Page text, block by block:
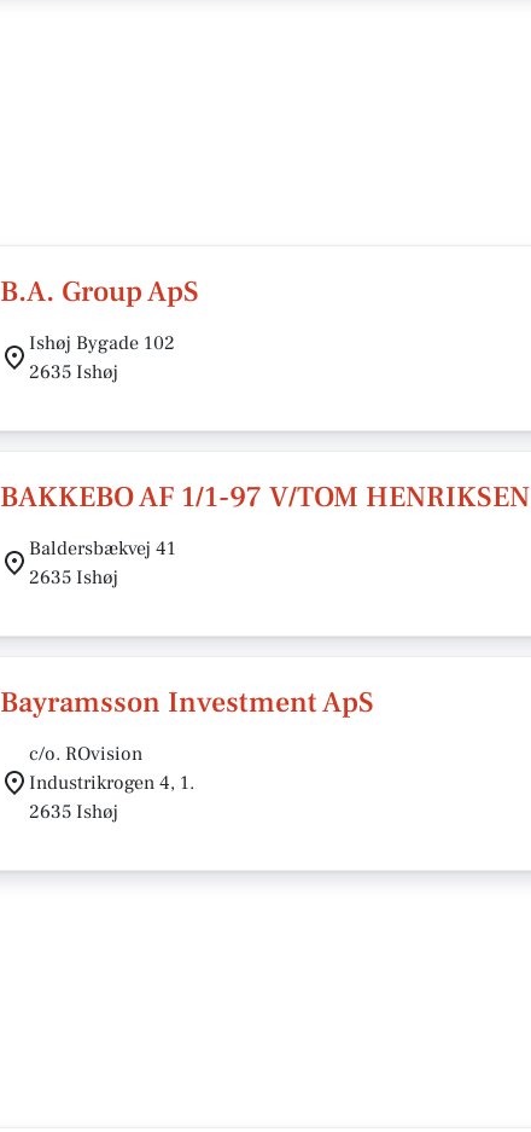
B.A. Group ApS
Ishøj Bygade 102
2635 Ishøj
BAKKEBO AF 1/1-97 V/TOM HENRIKSEN
Baldersbækvej 41
2635 Ishøj
Bayramsson Investment ApS
c/o. ROvision
Industrikrogen 4, 1.
2635 Ishøj